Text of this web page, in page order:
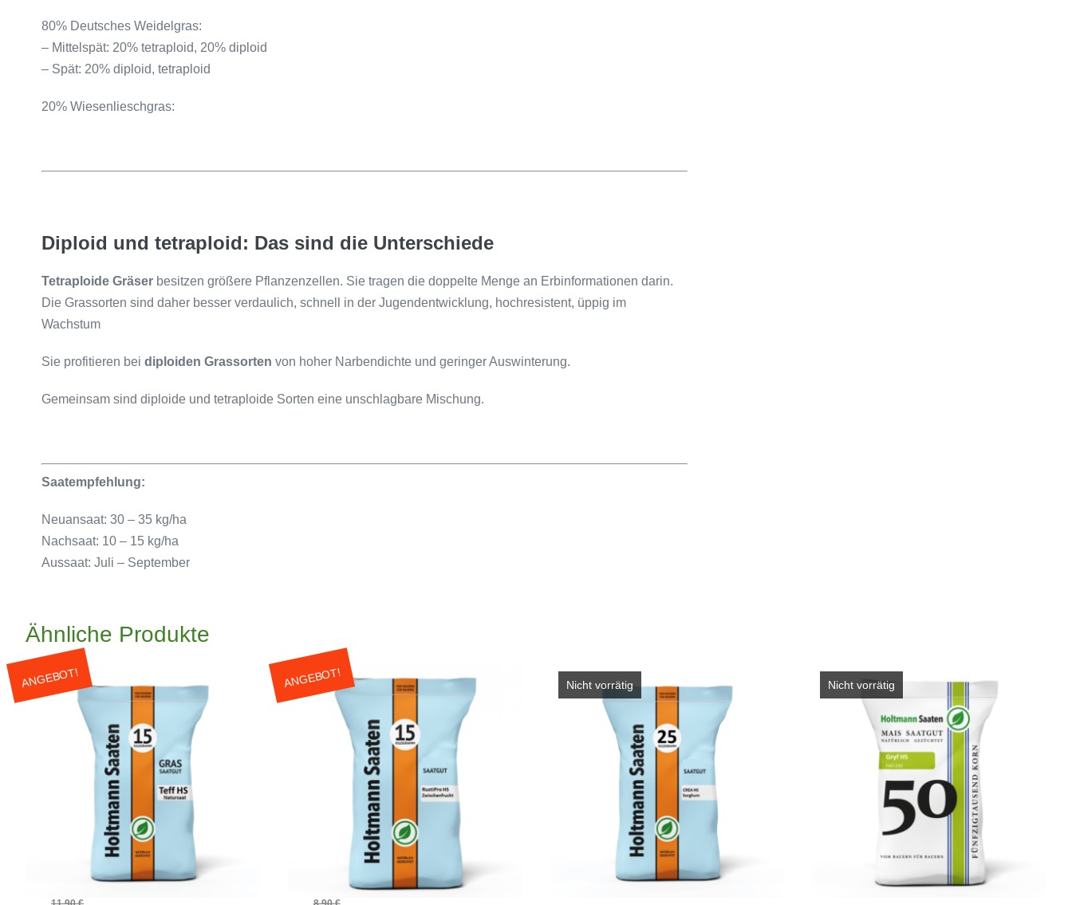
80% Deutsches Weidelgras:
– Mittelspät: 20% tetraploid, 20% diploid
– Spät: 20% diploid, tetraploid
20% Wiesenlieschgras:
Diploid und tetraploid: Das sind die Unterschiede
Tetraploide Gräser besitzen größere Pflanzenzellen. Sie tragen die doppelte Menge an Erbinformationen darin.
Die Grassorten sind daher besser verdaulich, schnell in der Jugendentwicklung, hochresistent, üppig im
Wachstum
Sie profitieren bei diploiden Grassorten von hoher Narbendichte und geringer Auswinterung.
Gemeinsam sind diploide und tetraploide Sorten eine unschlagbare Mischung.
Saatempfehlung:
Neuansaat: 30 – 35 kg/ha
Nachsaat: 10 – 15 kg/ha
Aussaat: Juli – September
Ähnliche Produkte
ANGEBOT! ANGEBOT! Nicht vorrätig Nicht vorrätig